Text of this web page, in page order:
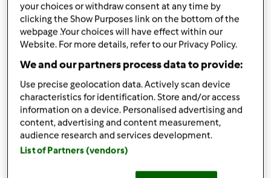
Accessori che ti serviranno
acquista
Boccale Completo TM6
acquista
your choices or withdraw consent at any time by
clicking the Show Purposes link on the bottom of the
webpage .Your choices will have effect within our
Website. For more details, refer to our Privacy Policy.
We and our partners process data to provide:
Use precise geolocation data. Actively scan device
characteristics for identification. Store and/or access
information on a device. Personalised advertising and
content, advertising and content measurement,
audience research and services development.
List of Partners (vendors)